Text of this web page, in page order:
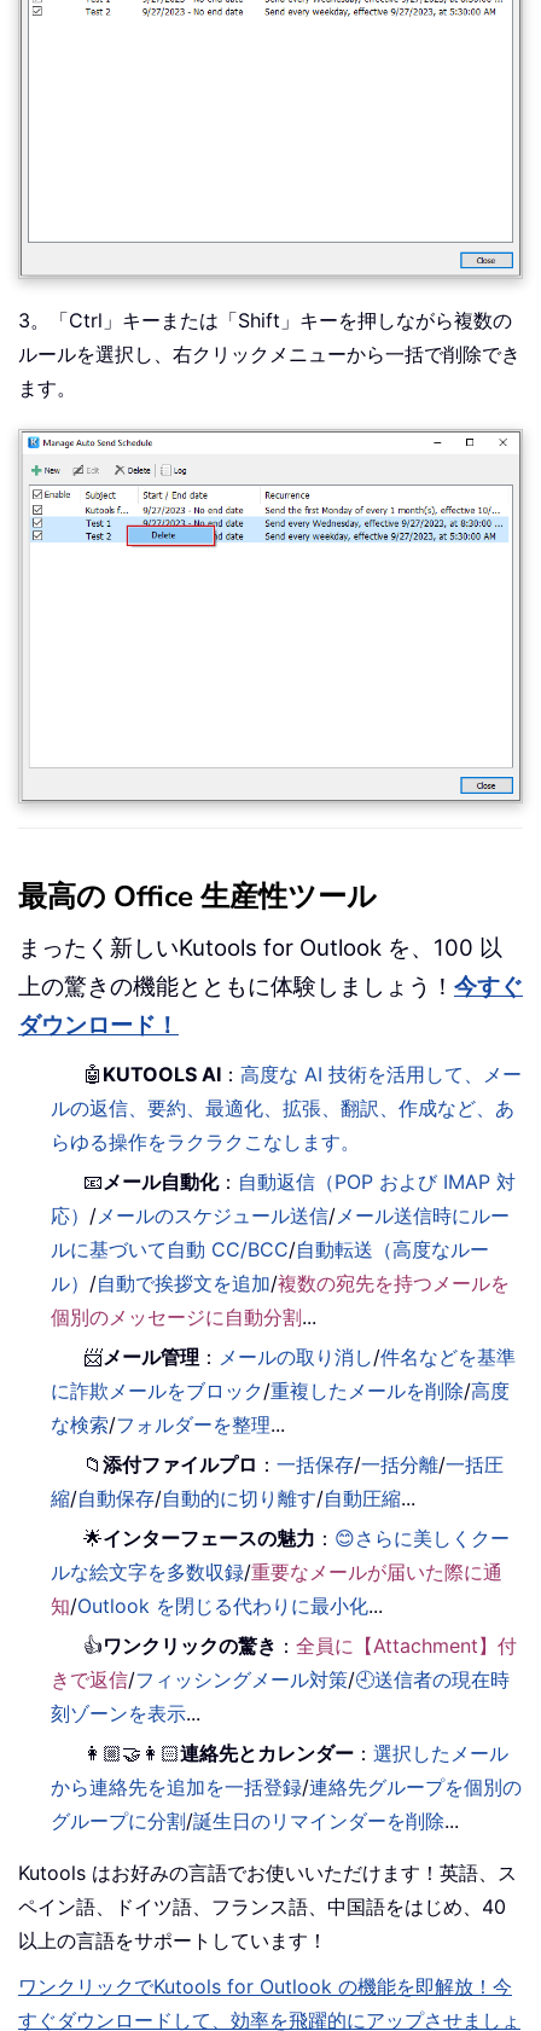
3。「Ctrl」キーまたは「Shift」キーを押しながら複数の
ルールを選択し、右クリックメニューから一括で削除でき
ます。
最高の Office 生産性ツール
まったく新しいKutools for Outlook を、100 以
上の驚きの機能とともに体験しましょう！ 今すぐ
ダウンロード！
🤖 KUTOOLS AI ：高度な AI 技術を活用して、メー
ルの返信、要約、最適化、拡張、翻訳、作成など、あ
らゆる操作をラクラクこなします。
📧メール自動化： 自動返信（POP および IMAP 対
応） /メールのスケジュール送信/メール送信時にルー
ルに基づいて自動 CC/BCC/自動転送（高度なルー
ル） /自動で挨拶文を追加/複数の宛先を持つメールを
個別のメッセージに自動分割...
📨メール管理 ： メールの取り消し/件名などを基準
に詐欺メールをブロック/重複したメールを削除/高度
な検索/フォルダーを整理...
📁添付ファイルプロ ：一括保存/一括分離/一括圧
縮/自動保存/自動的に切り離す/自動圧縮...
🌟インターフェースの魅力 ： 😊さらに美しくクー
ルな絵文字を多数収録/重要なメールが届いた際に通
知/Outlook を閉じる代わりに最小化...
👍ワンクリックの驚き ：全員に【Attachment】付
きで返信/フィッシングメール対策/🕘送信者の現在時
刻ゾーンを表示...
👩🏼‍🤝‍👩🏻連絡先とカレンダー ：選択したメール
から連絡先を追加を一括登録/連絡先グループを個別の
グループに分割/誕生日のリマインダーを削除...
Kutools はお好みの言語でお使いいただけます！英語、ス
ペイン語、ドイツ語、フランス語、中国語をはじめ、40
以上の言語をサポートしています！
ワンクリックでKutools for Outlook の機能を即解放！今
すぐダウンロードして、効率を飛躍的にアップさせましょ